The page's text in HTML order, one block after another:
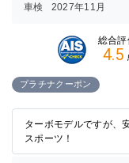
車検
2027年11月
総合評
4.5
プラチナクーポン
ターボモデルですが、
スポーツ！